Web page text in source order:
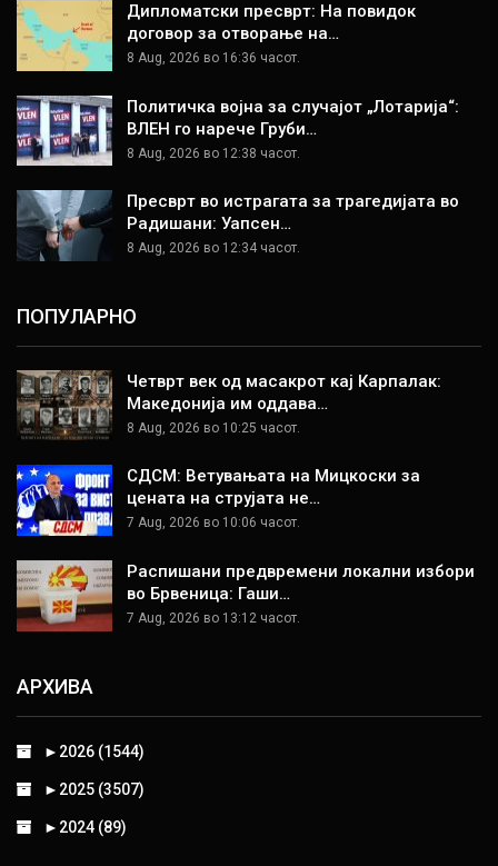
Дипломатски пресврт: На повидок
договор за отворање на…
8 Aug, 2026 во 16:36 часот.
Политичка војна за случајот „Лотарија“:
ВЛЕН го нарече Груби…
8 Aug, 2026 во 12:38 часот.
Пресврт во истрагата за трагедијата во
Радишани: Уапсен…
8 Aug, 2026 во 12:34 часот.
ПОПУЛАРНО
Четврт век од масакрот кај Карпалак:
Македонија им оддава…
8 Aug, 2026 во 10:25 часот.
СДСМ: Ветувањата на Мицкоски за
цената на струјата не…
7 Aug, 2026 во 10:06 часот.
Распишани предвремени локални избори
во Брвеница: Гаши…
7 Aug, 2026 во 13:12 часот.
АРХИВА
► 2026 (1544)
► 2025 (3507)
► 2024 (89)